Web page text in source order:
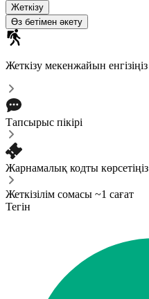
Жеткізу
Өз бетімен әкету
Жеткізу мекенжайын енгізіңіз
Тапсырыс пікірі
Жарнамалық кодты көрсетіңіз
Жеткізілім сомасы ~1 сағат
Тегін